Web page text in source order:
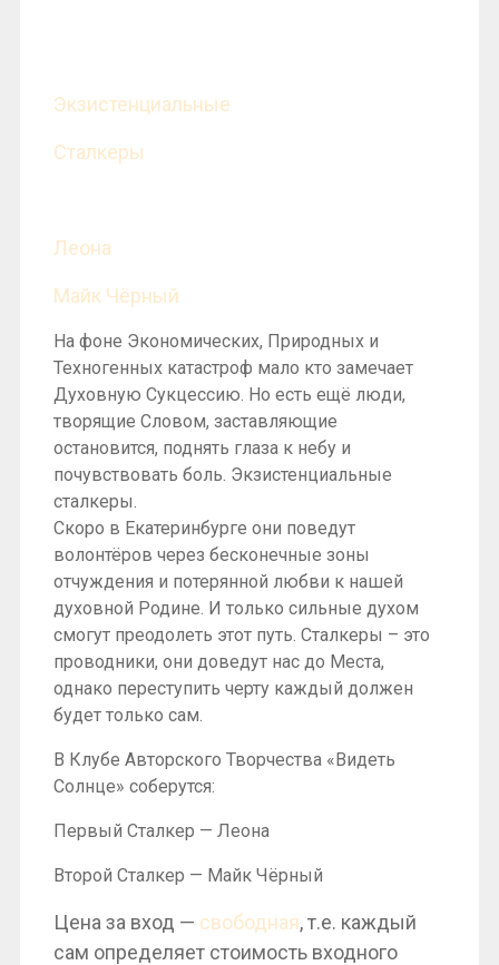
Экзистенциальные
Сталкеры
Леона
Майк Чёрный
На фоне Экономических, Природных и
Техногенных катастроф мало кто замечает
Духовную Сукцессию. Но есть ещё люди,
творящие Словом, заставляющие
остановится, поднять глаза к небу и
почувствовать боль. Экзистенциальные
сталкеры.
Скоро в Екатеринбурге они поведут
волонтёров через бесконечные зоны
отчуждения и потерянной любви к нашей
духовной Родине. И только сильные духом
смогут преодолеть этот путь. Сталкеры – это
проводники, они доведут нас до Места,
однако переступить черту каждый должен
будет только сам.
В Клубе Авторского Творчества «Видеть
Солнце» соберутся:
Первый Сталкер — Леона
Второй Сталкер — Майк Чёрный
Цена за вход — свободная, т.е. каждый
сам определяет стоимость входного